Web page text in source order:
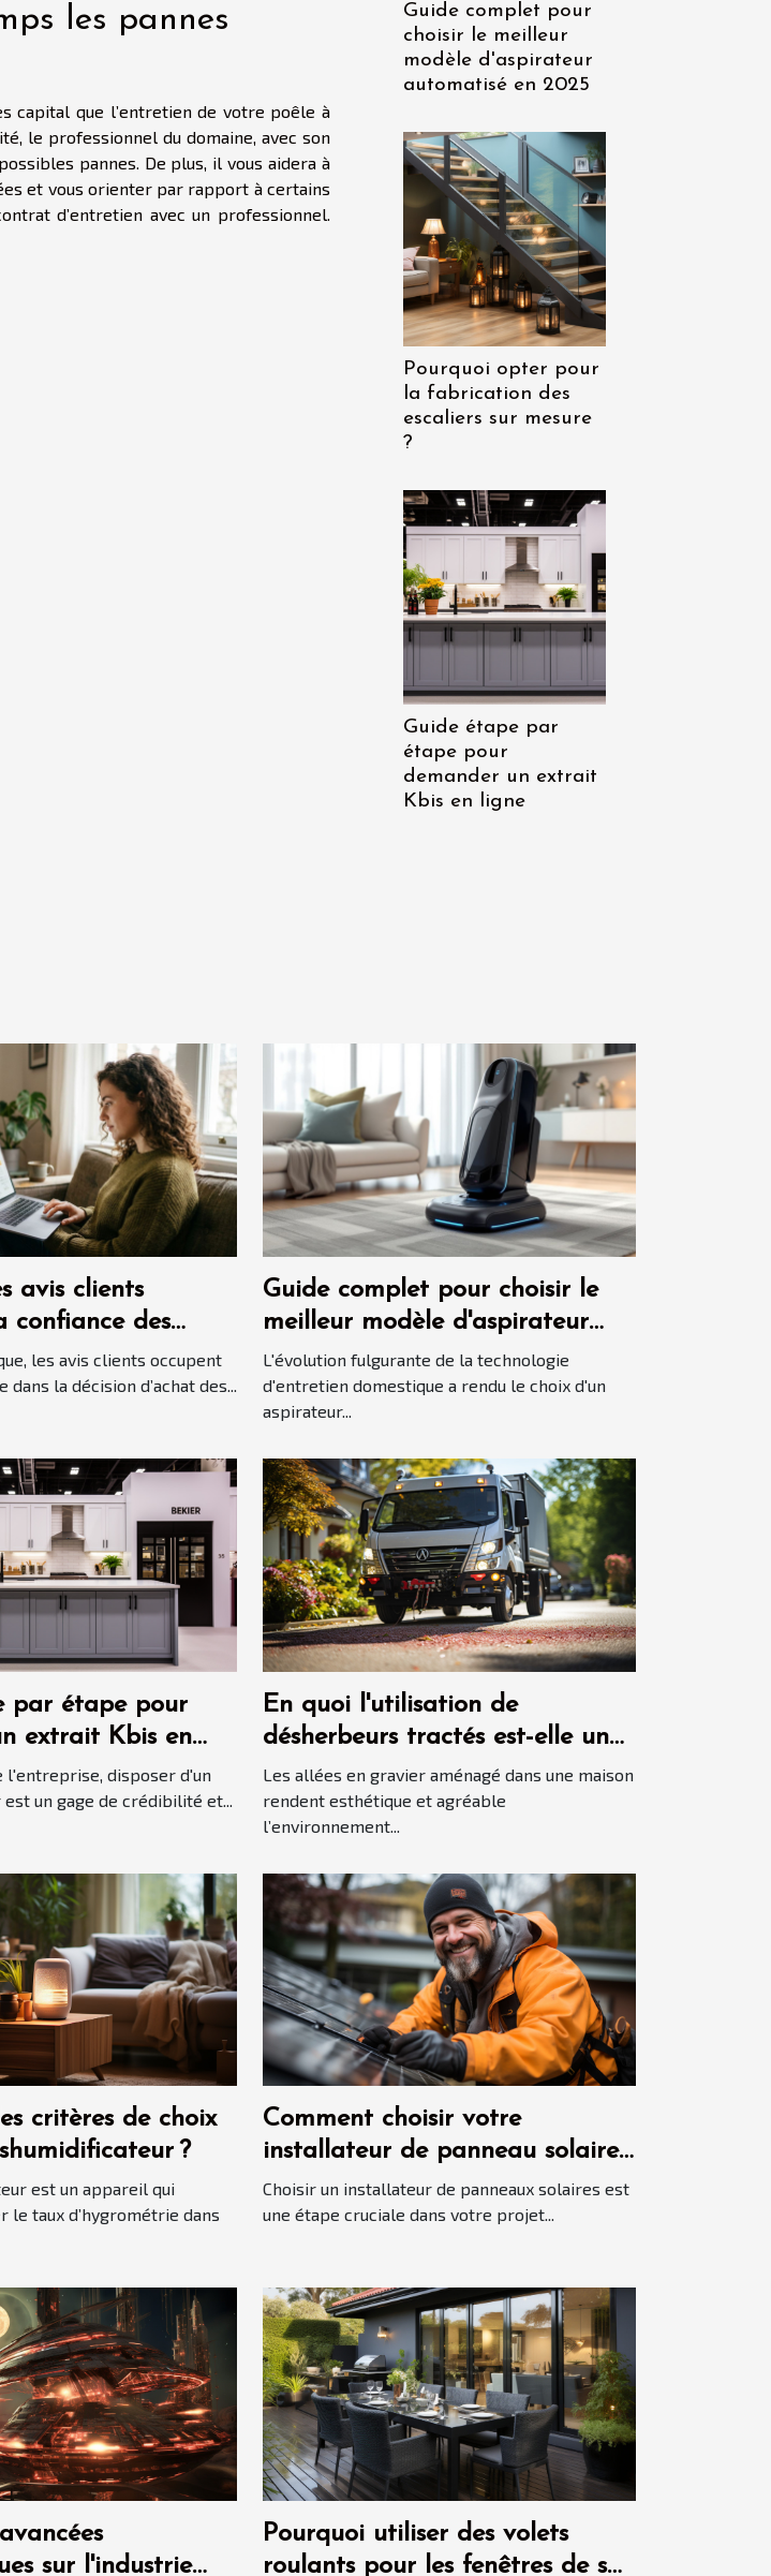
les pannes
capital que l’entretien de votre poêle à
le professionnel du domaine, avec son
pannes. De plus, il vous aidera à
et vous orienter par rapport à certains
d’entretien avec un professionnel.
Guide complet pour
choisir le meilleur
modèle d'aspirateur
automatisé en 2025
Pourquoi opter pour
la fabrication des
escaliers sur mesure
?
Guide étape par
étape pour
demander un extrait
Kbis en ligne
avis clients
confiance des
en ligne ?
les avis clients occupent
la décision d’achat des...
Guide complet pour choisir le
meilleur modèle d'aspirateur
automatisé en 2025
L'évolution fulgurante de la technologie
d'entretien domestique a rendu le choix d'un
aspirateur...
par étape pour
extrait Kbis en
l'entreprise, disposer d'un
un gage de crédibilité et...
En quoi l'utilisation de
désherbeurs tractés est-elle une
bonne idée pour garder les
allées en gravier propres ?
Les allées en gravier aménagé dans une maison
rendent esthétique et agréable
l’environnement...
critères de choix
?
est un appareil qui
le taux d’hygrométrie dans
Comment choisir votre
installateur de panneau solaire
?
Choisir un installateur de panneaux solaires est
une étape cruciale dans votre projet...
sur l'industrie
Pourquoi utiliser des volets
roulants pour les fenêtres de sa